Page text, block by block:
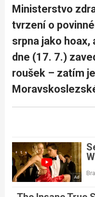
Ministerstvo
tvrzení o
srpna jako hoax,
dne (17. 7.)
roušek – zatím